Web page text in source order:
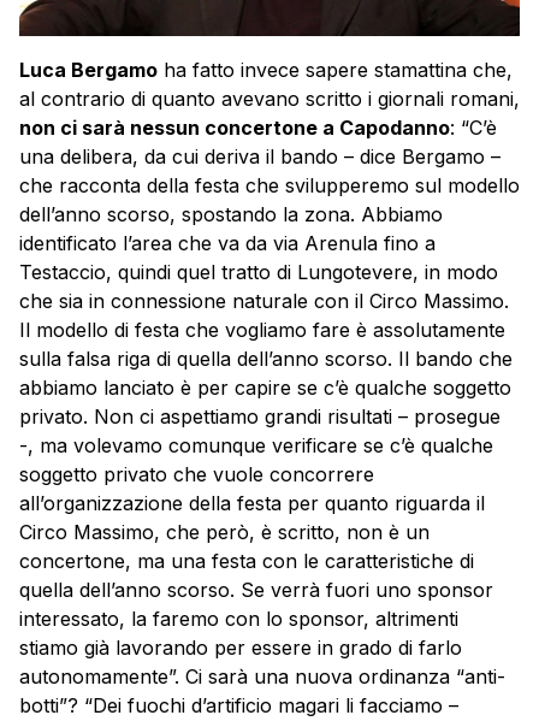
Luca Bergamo ha fatto invece sapere stamattina che,
al contrario di quanto avevano scritto i giornali romani,
non ci sarà nessun concertone a Capodanno: “C’è
una delibera, da cui deriva il bando – dice Bergamo –
che racconta della festa che svilupperemo sul modello
dell’anno scorso, spostando la zona. Abbiamo
identificato l’area che va da via Arenula fino a
Testaccio, quindi quel tratto di Lungotevere, in modo
che sia in connessione naturale con il Circo Massimo.
Il modello di festa che vogliamo fare è assolutamente
sulla falsa riga di quella dell’anno scorso. Il bando che
abbiamo lanciato è per capire se c’è qualche soggetto
privato. Non ci aspettiamo grandi risultati – prosegue
-, ma volevamo comunque verificare se c’è qualche
soggetto privato che vuole concorrere
all’organizzazione della festa per quanto riguarda il
Circo Massimo, che però, è scritto, non è un
concertone, ma una festa con le caratteristiche di
quella dell’anno scorso. Se verrà fuori uno sponsor
interessato, la faremo con lo sponsor, altrimenti
stiamo già lavorando per essere in grado di farlo
autonomamente”. Ci sarà una nuova ordinanza “anti-
botti”? “Dei fuochi d’artificio magari li facciamo –